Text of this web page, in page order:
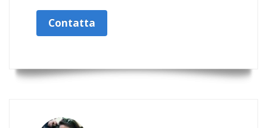
Contatta